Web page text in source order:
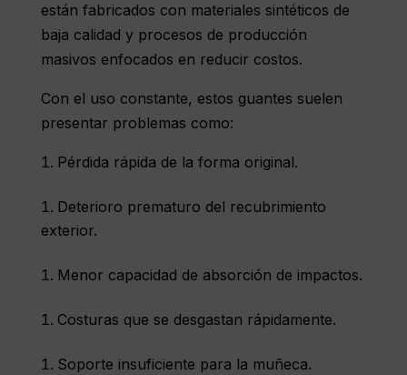
están fabricados con materiales sintéticos de
baja calidad y procesos de producción
masivos enfocados en reducir costos.
Con el uso constante, estos guantes suelen
presentar problemas como:
Pérdida rápida de la forma original.
Deterioro prematuro del recubrimiento
exterior.
Menor capacidad de absorción de impactos.
Costuras que se desgastan rápidamente.
Soporte insuficiente para la muñeca.